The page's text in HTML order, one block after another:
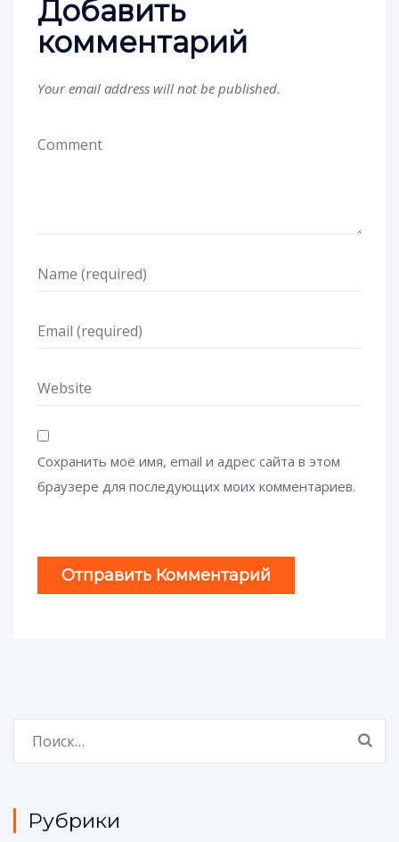
Добавить
комментарий
Your email address will not be published.
Сохранить моё имя, email и адрес сайта в этом
браузере для последующих моих комментариев.
Рубрики